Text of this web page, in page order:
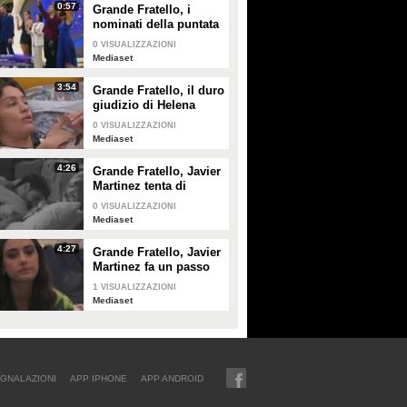
0:57
Grande Fratello, i
nominati della puntata
di giovedì 30 gennaio
0 VISUALIZZAZIONI
Mediaset
3:54
Grande Fratello, il duro
giudizio di Helena
Prestes su Zeudi Di
Palma e Javier
0 VISUALIZZAZIONI
Mediaset
4:26
Grande Fratello, Javier
Martinez tenta di
confortare Zeudi Di
Palma
0 VISUALIZZAZIONI
Mediaset
4:27
Grande Fratello, Javier
Martinez fa un passo
indietro con Zeudi Di
Palma
1 VISUALIZZAZIONI
Mediaset
APP IPHONE APP ANDROID